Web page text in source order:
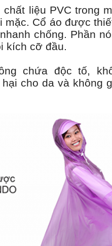
liệu PVC trong
Cổ áo được
chống. Phần
kích cỡ đầu.
chứa độc tố,
cho da và không